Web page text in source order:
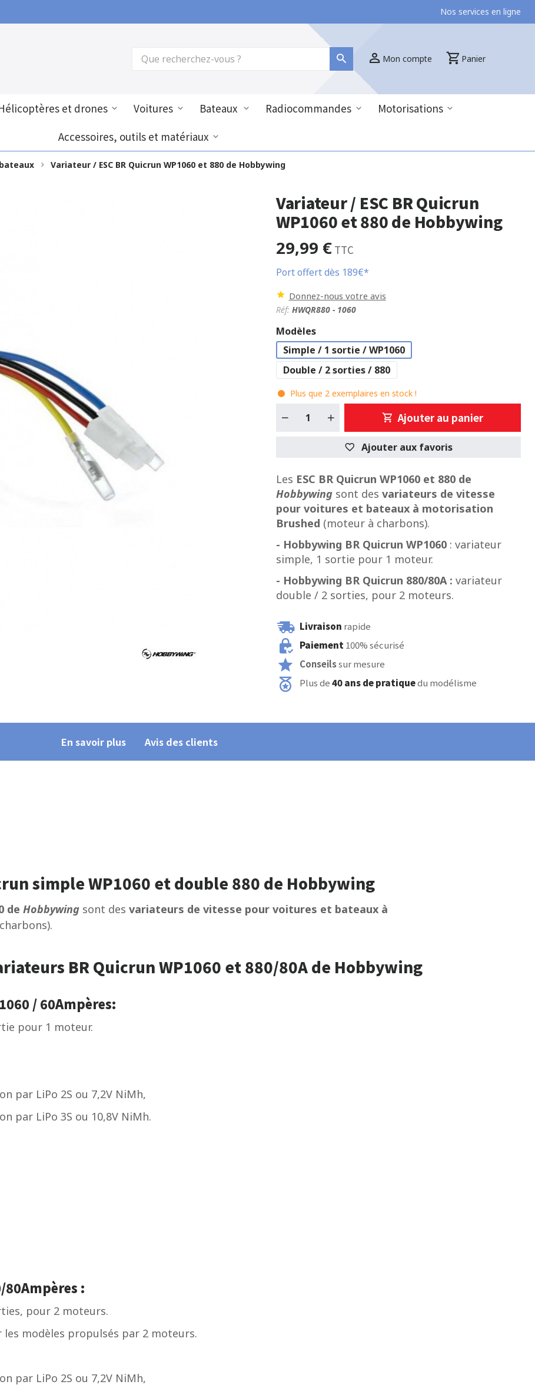
Nos services en ligne
Mon compte Panier
et drones Voitures Bateaux Radiocommandes
Motorisations
Accessoires, outils et matériaux
Variateur / ESC BR Quicrun WP1060 et 880 de Hobbywing
Variateur / ESC BR Quicrun
WP1060 et 880 de Hobbywing
29,99 € TTC
Port offert dès 189€*
Donnez-nous votre avis
Réf: HWQR880 - 1060
Modèles
Simple / 1 sortie / WP1060
Double / 2 sorties / 880
Plus que 2 exemplaires en stock !
Ajouter au panier
Ajouter aux favoris
Les ESC BR Quicrun WP1060 et 880 de
Hobbywing sont des variateurs de vitesse
pour voitures et bateaux à motorisation
Brushed (moteur à charbons).
- Hobbywing BR Quicrun WP1060 : variateur
simple, 1 sortie pour 1 moteur.
- Hobbywing BR Quicrun 880/80A : variateur
double / 2 sorties, pour 2 moteurs.
Livraison rapide
Paiement100% sécurisé
Conseilssur mesure
Plus de40 ans de pratiquedu modélisme
En savoir plus Avis des clients
simple WP1060 et double 880 de Hobbywing
de Hobbywing sont des variateurs de vitesse pour voitures et bateaux à
BR Quicrun WP1060 et 880/80A de Hobbywing
/ 60Ampères:
pour 1 moteur.
par LiPo 2S ou 7,2V NiMh,
par LiPo 3S ou 10,8V NiMh.
:
pour 2 moteurs.
modèles propulsés par 2 moteurs.
par LiPo 2S ou 7,2V NiMh,